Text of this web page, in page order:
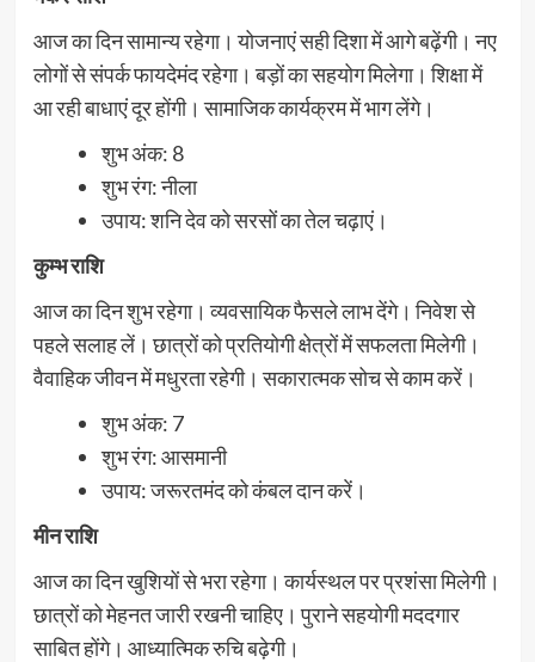
आज का दिन सामान्य रहेगा। योजनाएं सही दिशा में आगे बढ़ेंगी। नए
लोगों से संपर्क फायदेमंद रहेगा। बड़ों का सहयोग मिलेगा। शिक्षा में
आ रही बाधाएं दूर होंगी। सामाजिक कार्यक्रम में भाग लेंगे।
शुभ अंक: 8
शुभ रंग: नीला
उपाय: शनि देव को सरसों का तेल चढ़ाएं।
कुम्भ राशि
आज का दिन शुभ रहेगा। व्यवसायिक फैसले लाभ देंगे। निवेश से
पहले सलाह लें। छात्रों को प्रतियोगी क्षेत्रों में सफलता मिलेगी।
वैवाहिक जीवन में मधुरता रहेगी। सकारात्मक सोच से काम करें।
शुभ अंक: 7
शुभ रंग: आसमानी
उपाय: जरूरतमंद को कंबल दान करें।
मीन राशि
आज का दिन खुशियों से भरा रहेगा। कार्यस्थल पर प्रशंसा मिलेगी।
छात्रों को मेहनत जारी रखनी चाहिए। पुराने सहयोगी मददगार
साबित होंगे। आध्यात्मिक रुचि बढ़ेगी।